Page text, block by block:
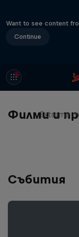
Want to see content
Continue
Филми и
Matt
Extreme
Събития